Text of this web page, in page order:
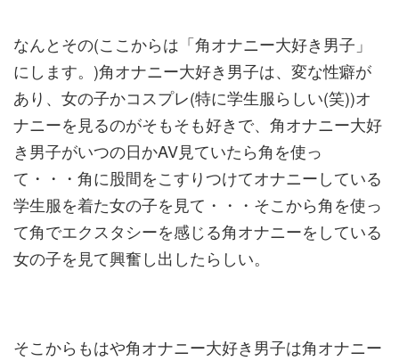
なんとその(ここからは「角オナニー大好き男子」
にします。)角オナニー大好き男子は、変な性癖が
あり、女の子かコスプレ(特に学生服らしい(笑))オ
ナニーを見るのがそもそも好きで、角オナニー大好
き男子がいつの日かAV見ていたら角を使っ
て・・・角に股間をこすりつけてオナニーしている
学生服を着た女の子を見て・・・そこから角を使っ
て角でエクスタシーを感じる角オナニーをしている
女の子を見て興奮し出したらしい。
そこからもはや角オナニー大好き男子は角オナニー